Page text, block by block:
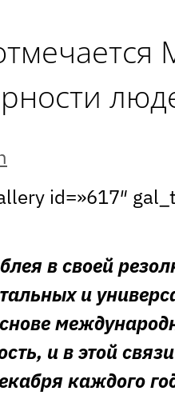
id=»617″
в своей
и
и в этой
каждого